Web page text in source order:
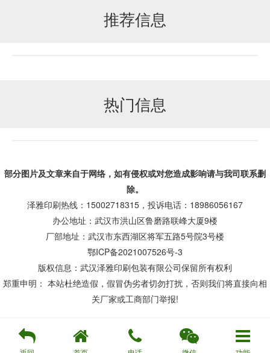
推荐信息
热门信息
部分图片及文章来自于网络，如有侵权或对您造成影响请与我司联系删
除。
泽雅印刷热线：15002718315，投诉电话：18986056167
办公地址：武汉市洪山区鲁磨路联峰大厦9楼
厂部地址：武汉市东西湖区将军五路5号院3号楼
鄂ICP备2021007526号-3
版权信息：武汉泽雅印刷包装有限公司保留所有权利
郑重申明： 本站杜绝造假，假冒伪劣者切勿打扰，否则我们将直接向相
关厂家或工商部门举报!